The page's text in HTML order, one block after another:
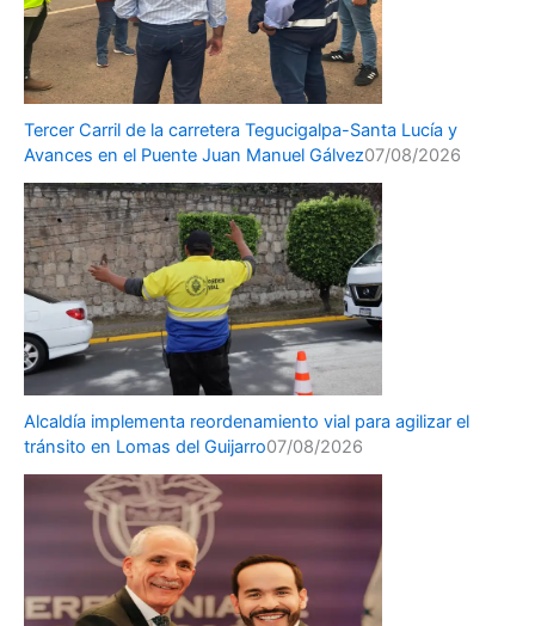
Tercer Carril de la carretera Tegucigalpa-Santa Lucía y
Avances en el Puente Juan Manuel Gálvez07/08/2026
Alcaldía implementa reordenamiento vial para agilizar el
tránsito en Lomas del Guijarro07/08/2026